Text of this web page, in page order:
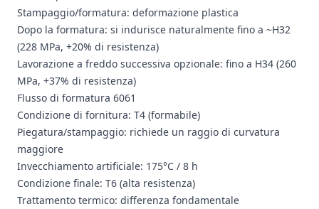
Stampaggio/formatura: deformazione plastica
Dopo la formatura: si indurisce naturalmente fino a ~H32
(228 MPa, +20% di resistenza)
Lavorazione a freddo successiva opzionale: fino a H34 (260
MPa, +37% di resistenza)
Flusso di formatura 6061
Condizione di fornitura: T4 (formabile)
Piegatura/stampaggio: richiede un raggio di curvatura
maggiore
Invecchiamento artificiale: 175°C / 8 h
Condizione finale: T6 (alta resistenza)
Trattamento termico: differenza fondamentale